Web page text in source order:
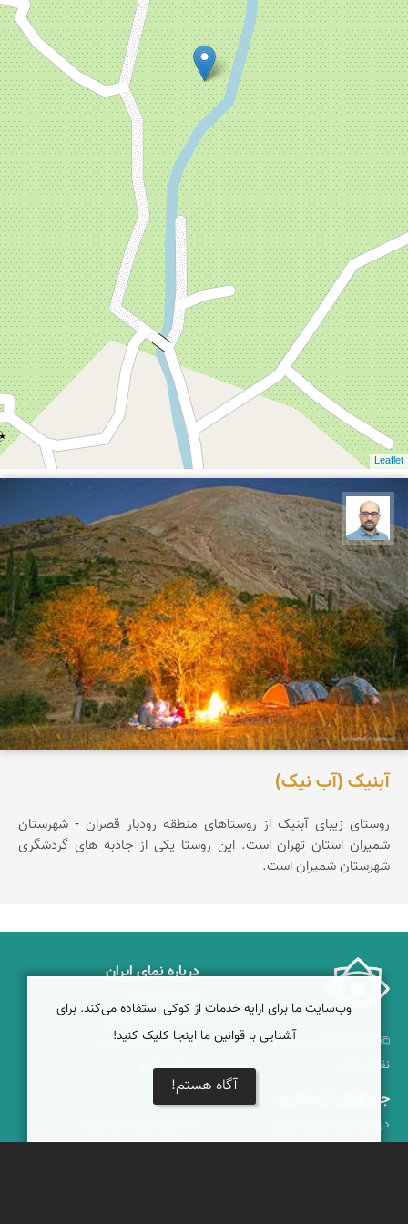
Leaflet
بابک ارجمندی
آبنیک (آب نیک)
روستای زیبای آبنیک از روستاهای منطقه رودبار قصران - شهرستان
شمیران استان تهران است. این روستا یکی از جاذبه های گردشگری
شهرستان شمیران است.
© ۱۳۷۹-۱۴۰۵ نمای ایران
نقشه ایران
درباره نمای ایران
راهنمای نمای ایران
همکاری با نمای ایران
دریاچه کویر
جغرافیای گردشگری
دیدنی‌های طبیعی ایران
جاذبه‌های تاریخی ایران
خبرنامه
بوم‌گردی‌ها
وب‌سایت ما برای ارایه خدمات از کوکی استفاده می‌کند. برای
آشنایی با قوانین ما اینجا کلیک کنید!
آگاه هستم!